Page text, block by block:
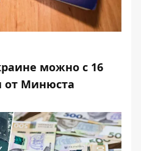
можно с 16
от Минюста